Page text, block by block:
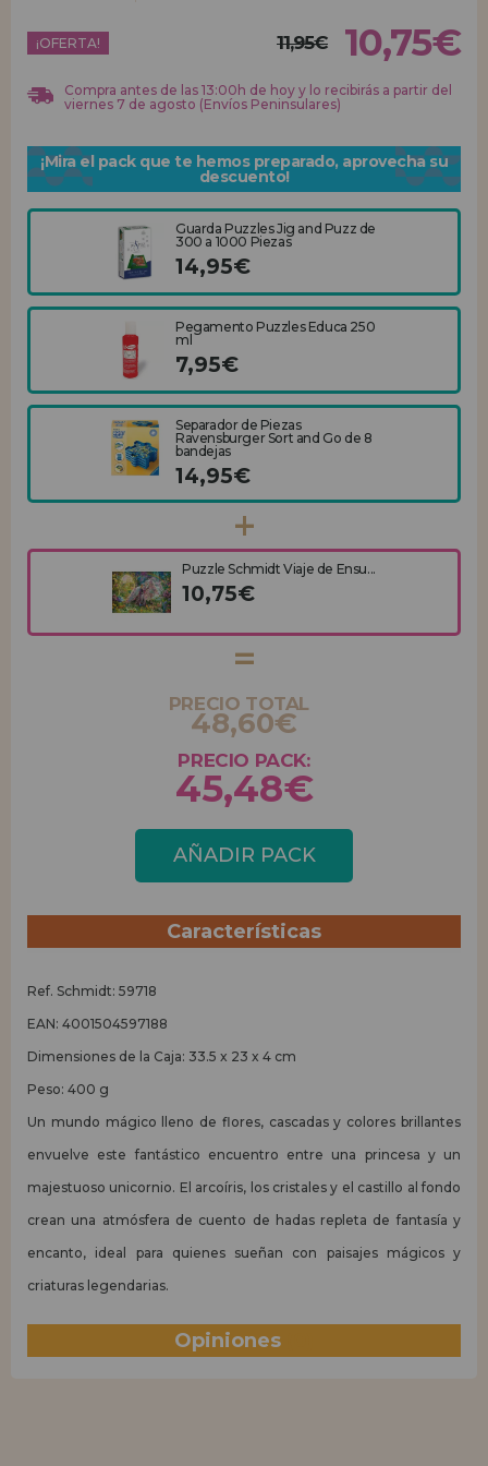
REGISTRO DISTRIBUIDOR
¡OFERTA! 11,95€ 10,75€
Compra antes de las 13:00h de hoy y lo recibirás a partir del
viernes 7 de agosto (Envíos Peninsulares)
¡Mira el pack que te hemos preparado, aprovecha su
descuento!
Guarda Puzzles Jig and Puzz de
300 a 1000 Piezas
14,95€
Pegamento Puzzles Educa 250
ml
7,95€
Separador de Piezas
Ravensburger Sort and Go de 8
bandejas
14,95€
Puzzle Schmidt Viaje de Ensu...
10,75€
PRECIO TOTAL
48,60€
PRECIO PACK:
45,48€
AÑADIR PACK
Características
Ref. Schmidt: 59718
EAN: 4001504597188
Dimensiones de la Caja: 33.5 x 23 x 4 cm
Peso: 400 g
Un mundo mágico lleno de flores, cascadas y colores brillantes
envuelve este fantástico encuentro entre una princesa y un
majestuoso unicornio. El arcoíris, los cristales y el castillo al fondo
crean una atmósfera de cuento de hadas repleta de fantasía y
encanto, ideal para quienes sueñan con paisajes mágicos y
criaturas legendarias.
Opiniones